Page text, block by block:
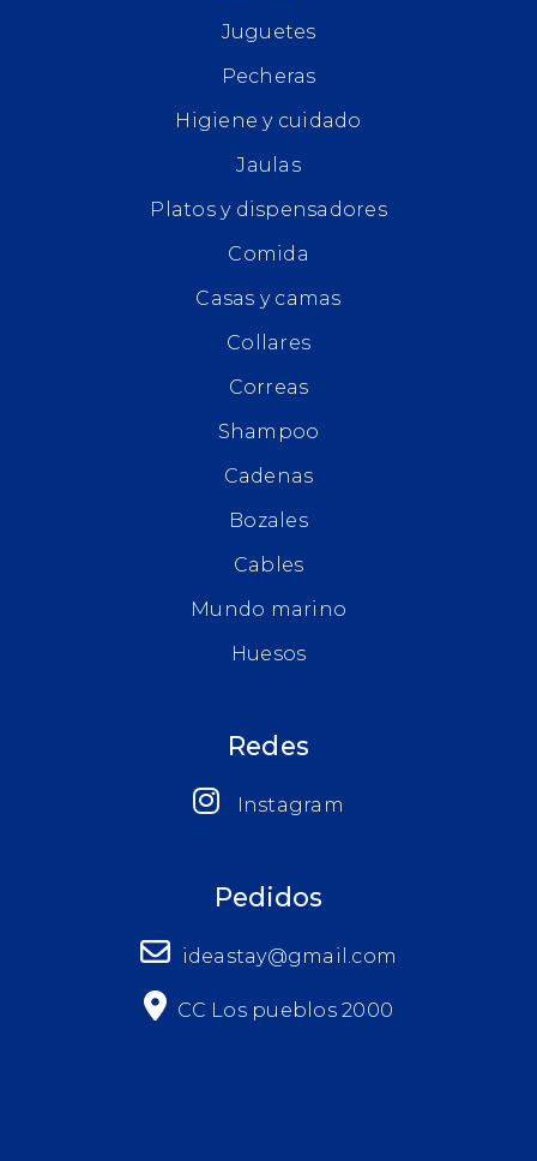
Juguetes
Pecheras
Higiene y cuidado
Jaulas
Platos y dispensadores
Comida
Casas y camas
Collares
Correas
Shampoo
Cadenas
Bozales
Cables
Mundo marino
Huesos
Redes
Instagram
Pedidos
ideastay@gmail.com
CC Los pueblos 2000